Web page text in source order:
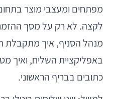
מפתחים ומעצבי מוצר
לקצה. לא רק על מסך
מנהל הסניף, איך מתקבלת
באפליקציית השליח, ואיך
כתובים בבריף הראשוני.